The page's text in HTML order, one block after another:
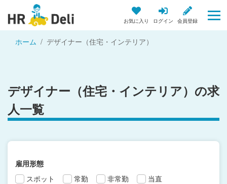
お気に入り ログイン 会員登録
ホーム デザイナー（住宅・インテリア）
デザイナー（住宅・インテリア）の求
人一覧
雇用形態
スポット
常勤 非常勤 当直